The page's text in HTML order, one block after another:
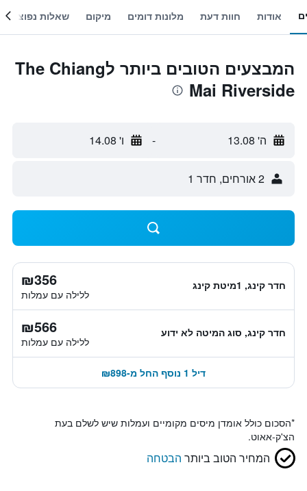
אודות חוות דעת מלונות דומים מיקום שאלות נפוצות
המבצעים הטובים ביותר לThe Chiang
Mai Riverside
ה' 13.08 - ו' 14.08
2 אורחים, חדר 1
חדר קינג, 1מיטת קינג ₪356
ללילה עם עמלות
חדר קינג, סוג המיטה לא ידוע ₪566
ללילה עם עמלות
דיל 1 נוסף החל מ-₪898
*הסכום כולל אומדן מיסים מקומיים ועמלות שיש לשלם בעת
הצ'ק-אאוט.
המחיר הטוב ביותר הבטחה